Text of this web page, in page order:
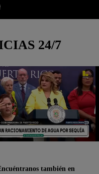
24/7
también en